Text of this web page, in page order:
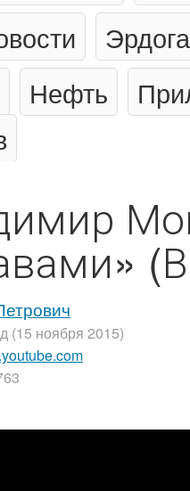
Нефть
(15 ноября 2015)